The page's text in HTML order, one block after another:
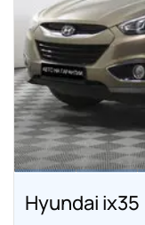
Hyundai ix35